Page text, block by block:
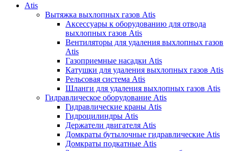
Atis
Вытяжка выхлопных газов Atis
Аксессуары к оборудованию для отвода
выхлопных газов Atis
Вентиляторы для удаления выхлопных газов
Atis
Газоприемные насадки Atis
Катушки для удаления выхлопных газов Atis
Рельсовая система Atis
Шланги для удаления выхлопных газов Atis
Гидравлическое оборудование Atis
Гидравлические краны Atis
Гидроцилиндры Atis
Держатели двигателя Atis
Домкраты бутылочные гидравлические Atis
Домкраты подкатные Atis